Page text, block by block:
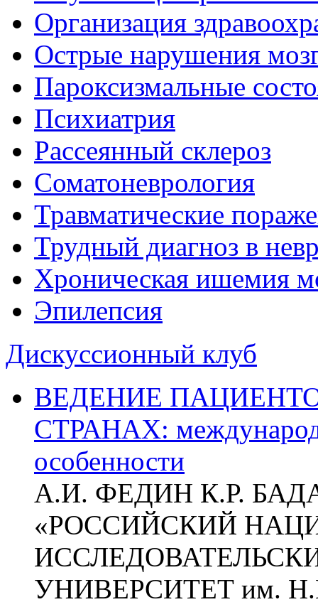
Организация
Острые нарушения
Пароксизмальные
Психиатрия
Рассеянный склероз
Соматоневрология
Травматические
Трудный диагноз в
Хроническая ишемия
Эпилепсия
Дискуссионный клуб
ВЕДЕНИЕ
СТРАНАХ:
особенности
А.И. ФЕДИН К.Р.
«РОССИЙСКИЙ
УНИВЕРСИТЕТ им.